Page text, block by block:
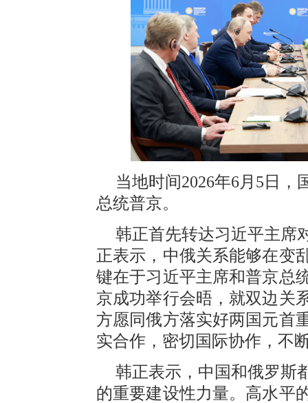
当地时间2026年6月5日
总统普京。
韩正首先转达习近平主席
正表示，中俄关系能够在变
键在于习近平主席和普京总
京成功举行会晤，就双边关
方愿同俄方落实好两国元首
实合作，密切国际协作，不
韩正表示，中国和俄罗斯
的重要建设性力量。高水平